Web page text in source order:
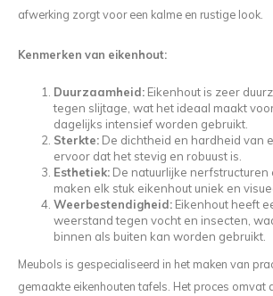
afwerking zorgt voor een kalme en rustige look.
Kenmerken van eikenhout:
Duurzaamheid: Eikenhout is zeer
tegen slijtage, wat het ideaal maakt
dagelijks intensief worden gebruikt.
Sterkte: De dichtheid en hardheid van
ervoor dat het stevig en robuust is.
Esthetiek: De natuurlijke nerfstructuren
maken elk stuk eikenhout uniek en
Weerbestendigheid: Eikenhout heeft
weerstand tegen vocht en insecten,
binnen als buiten kan worden gebruikt.
Meubols is gespecialiseerd in het maken van
gemaakte eikenhouten tafels. Het proces omvat